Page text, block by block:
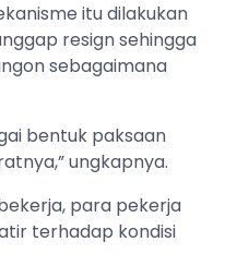
itu dilakukan
resign sehingga
sebagaimana
bentuk paksaan
ungkapnya.
para pekerja
terhadap kondisi